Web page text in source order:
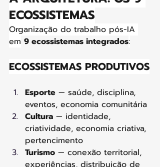
ECOSSISTEMAS
Organização do trabalho pós-IA
em 9 ecossistemas integrados:
ECOSSISTEMAS PRODUTIVOS
Esporte — saúde, disciplina,
eventos, economia comunitária
Cultura — identidade,
criatividade, economia criativa,
pertencimento
Turismo — conexão territorial,
experiências, distribuição de